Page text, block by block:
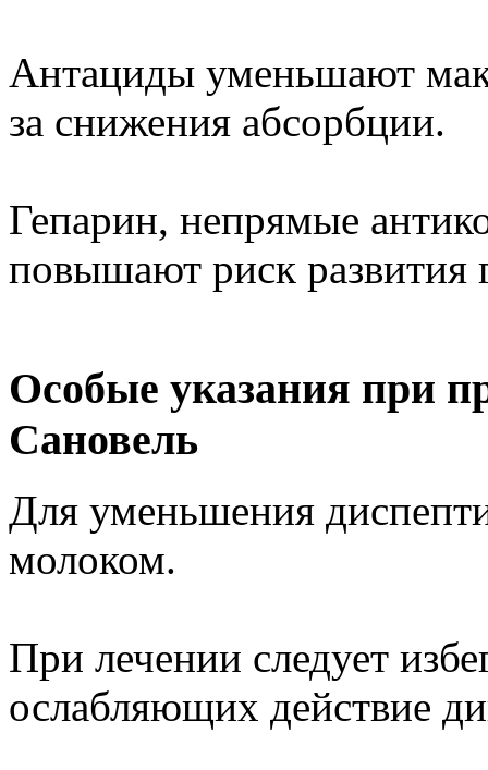
Антациды уменьшают
за снижения абсорбции.
Гепарин, непрямые
повышают риск развития
Особые указания при
Сановель
Для уменьшения
молоком.
При лечении следует
ослабляющих действие